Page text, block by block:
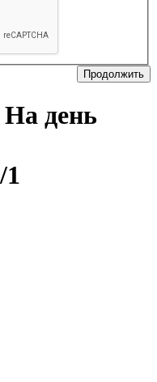
Продолжить
день
1